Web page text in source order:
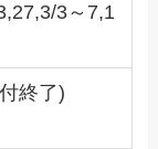
3～7,1
終了)